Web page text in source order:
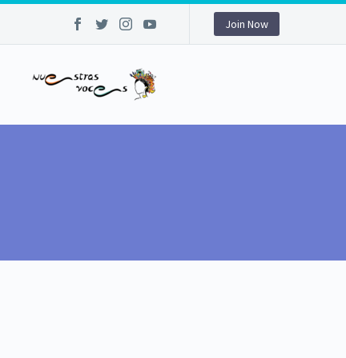
Join Now